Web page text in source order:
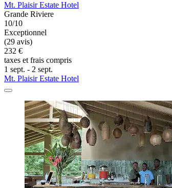
Mt. Plaisir Estate Hotel
Grande Riviere
10/10
Exceptionnel
(29 avis)
232 €
taxes et frais compris
1 sept. - 2 sept.
Mt. Plaisir Estate Hotel